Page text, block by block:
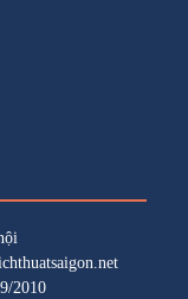
2010